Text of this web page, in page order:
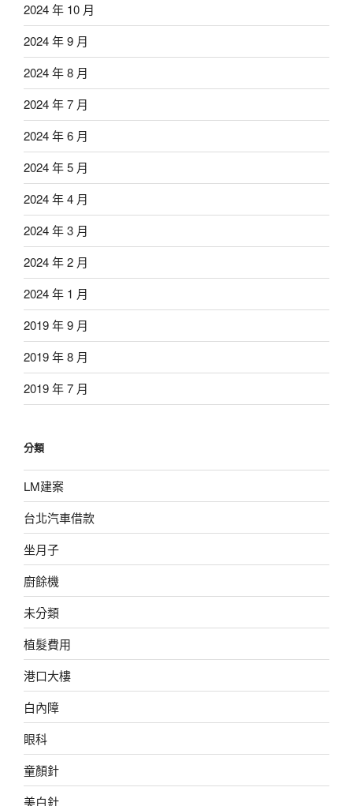
2024 年 10 月
2024 年 9 月
2024 年 8 月
2024 年 7 月
2024 年 6 月
2024 年 5 月
2024 年 4 月
2024 年 3 月
2024 年 2 月
2024 年 1 月
2019 年 9 月
2019 年 8 月
2019 年 7 月
分類
LM建案
台北汽車借款
坐月子
廚餘機
未分類
植髮費用
港口大樓
白內障
眼科
童顏針
美白針